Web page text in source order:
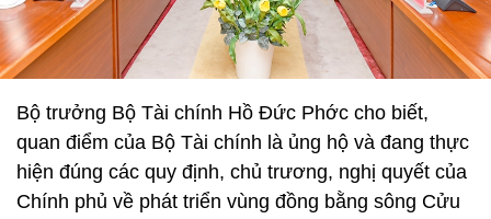
Bộ trưởng Bộ Tài chính Hồ Đức Phớc cho biết,
quan điểm của Bộ Tài chính là ủng hộ và đang thực
hiện đúng các quy định, chủ trương, nghị quyết của
Chính phủ về phát triển vùng đồng bằng sông Cửu